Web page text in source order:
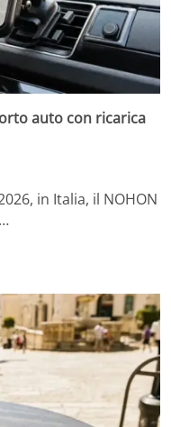
auto con ricarica
in Italia, il NOHON